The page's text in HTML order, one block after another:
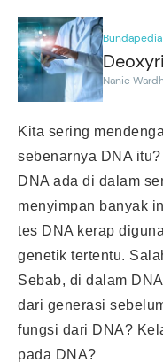
Bundapedia
Kita sering
sebenarnya DNA itu?
DNA ada di dalam
menyimpan banyak
tes DNA kerap
genetik tertentu.
Sebab, di dalam
dari generasi
fungsi dari DNA?
pada DNA?